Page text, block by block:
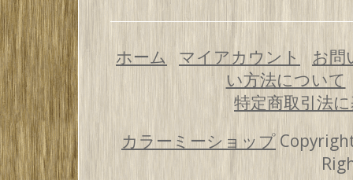
ホーム マイアカウント
お問
い方法について
特定商取引法
カラーミーショップ